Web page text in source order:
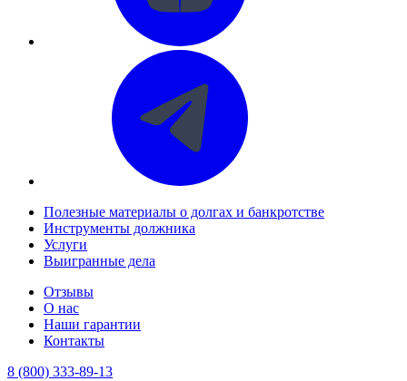
Полезные материалы о долгах и банкротстве
Инструменты должника
Услуги
Выигранные дела
Отзывы
О нас
Наши гарантии
Контакты
8 (800) 333-89-13